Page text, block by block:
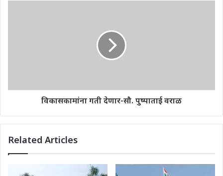
विकासकामांना गती देणार-सौ. पुष्पाताई वराळ
Related Articles